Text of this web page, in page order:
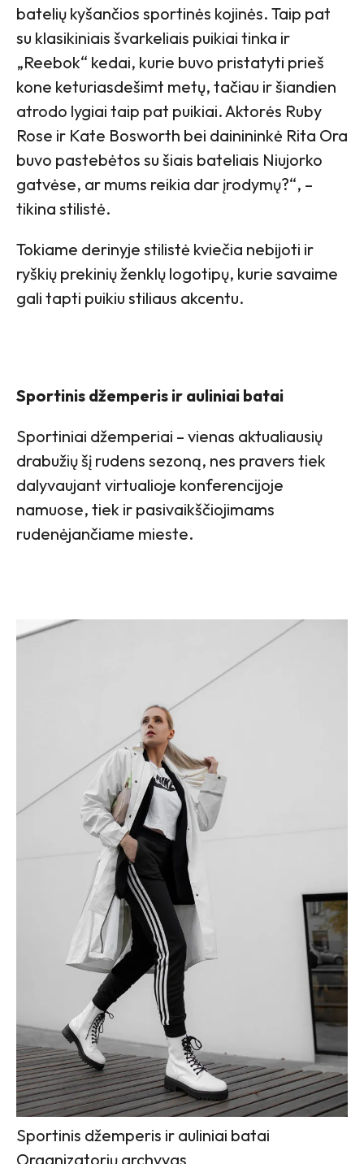
batelių kyšančios sportinės kojinės. Taip pat
su klasikiniais švarkeliais puikiai tinka ir
„Reebok“ kedai, kurie buvo pristatyti prieš
kone keturiasdešimt metų, tačiau ir šiandien
atrodo lygiai taip pat puikiai. Aktorės Ruby
Rose ir Kate Bosworth bei dainininkė Rita Ora
buvo pastebėtos su šiais bateliais Niujorko
gatvėse, ar mums reikia dar įrodymų?“, –
tikina stilistė.
Tokiame derinyje stilistė kviečia nebijoti ir
ryškių prekinių ženklų logotipų, kurie savaime
gali tapti puikiu stiliaus akcentu.
Sportinis džemperis ir auliniai batai
Sportiniai džemperiai – vienas aktualiausių
drabužių šį rudens sezoną, nes pravers tiek
dalyvaujant virtualioje konferencijoje
namuose, tiek ir pasivaikščiojimams
rudenėjančiame mieste.
Sportinis džemperis ir auliniai batai
Organizatorių archyvas